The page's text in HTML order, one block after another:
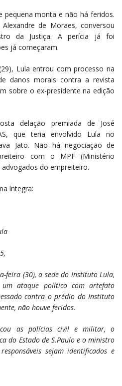
monta e não há feridos.
de Moraes, conversou
da Justiça. A perícia já foi
já começaram.
Lula entrou com processo na
danos morais contra a revista
sobre o ex-presidente na edição
delação premiada de José
que teria envolvido Lula no
Jato. Não há negociação de
com o MPF (Ministério
do empreiteiro.
íntegra:
feira (30), a sede do Instituto Lula,
ataque político com artefato
contra o prédio do Instituto
não houve feridos.
as polícias civil e militar, o
do Estado de S.Paulo e o ministro
sejam identificados e